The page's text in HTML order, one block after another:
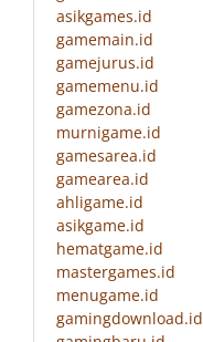
asikgames.id
gamemain.id
gamejurus.id
gamemenu.id
gamezona.id
murnigame.id
gamesarea.id
gamearea.id
ahligame.id
asikgame.id
hematgame.id
mastergames.id
menugame.id
gamingdownload.id